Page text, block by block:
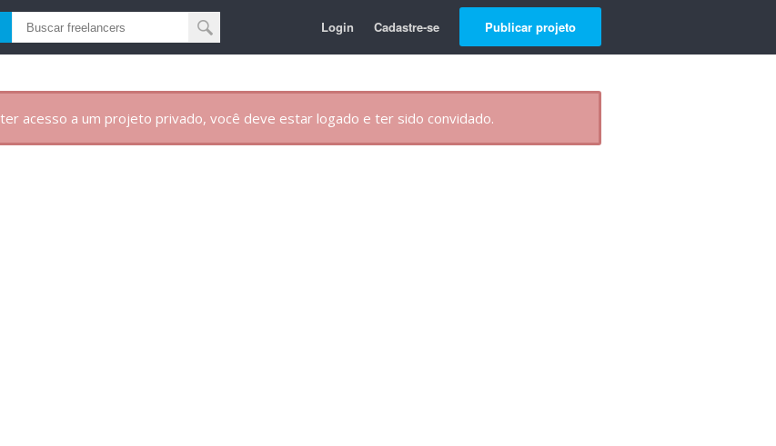
Login Cadastre-se Publicar projeto
acesso a um projeto privado, você deve estar logado e ter sido convidado.